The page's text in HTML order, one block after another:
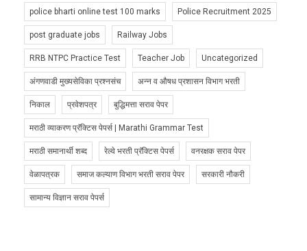
police bharti online test 100 marks Police Recruitment 2025
post graduate jobs Railway Jobs
RRB NTPC Practice Test Teacher Job Uncategorized
अंगणवाडी मुख्यसेविका प्रश्नसंच अन्न व औषध प्रशासन विभाग भरती
निकाल प्रवेशपत्र बुद्धिमत्ता सराव पेपर
मराठी व्याकरण प्रॅक्टिस पेपर्स | Marathi Grammar Test
मराठी समानार्थी शब्द रेल्वे भरती प्रॅक्टिस पेपर्स वनरक्षक सराव पेपर
वेळापत्रक समाज कल्याण विभाग भरती सराव पेपर सरकारी नौकरी
सामान्य विज्ञान सराव पेपर्स